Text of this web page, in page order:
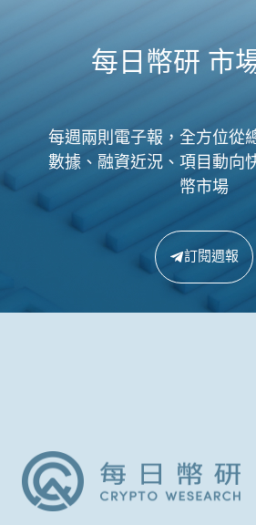
每日幣研 市
每週兩則電子報，全方位從
數據、融資近況、項目動向
幣市場
訂閱週報